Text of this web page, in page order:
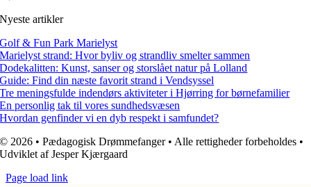
Nyeste artikler
Golf & Fun Park Marielyst
Marielyst strand: Hvor byliv og strandliv smelter sammen
Dodekalitten: Kunst, sanser og storslået natur på Lolland
Guide: Find din næste favorit strand i Vendsyssel
Tre meningsfulde indendørs aktiviteter i Hjørring for børnefamilier
En personlig tak til vores sundhedsvæsen
Hvordan genfinder vi en dyb respekt i samfundet?
© 2026 • Pædagogisk Drømmefanger • Alle rettigheder forbeholdes •
Udviklet af Jesper Kjærgaard
Page load link